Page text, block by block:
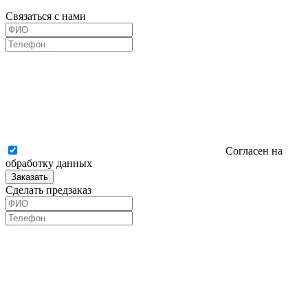
Связаться с нами
Согласен на
обработку данных
Заказать
Сделать предзаказ